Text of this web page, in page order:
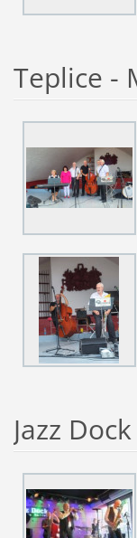
Teplice -
Jazz